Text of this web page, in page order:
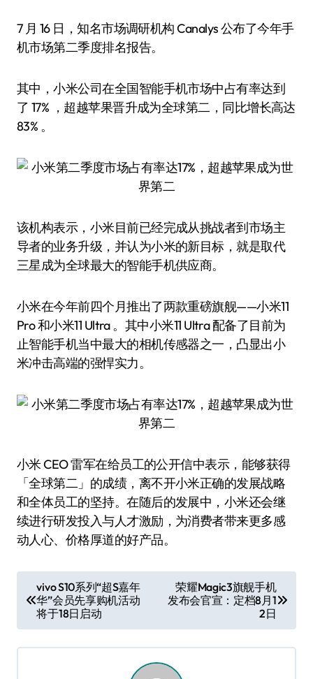
7 月 16 日，知名市场调研机构 Canalys 公布了今年手
机市场第二季度排名报告。
其中，小米公司在全国智能手机市场中占有率达到
了 17% ，超越苹果晋升成为全球第二，同比增长高达
83% 。
该机构表示，小米目前已经完成从挑战者到市场主
导者的业务升级，并认为小米的新目标，就是取代
三星成为全球最大的智能手机供应商。
小米在今年前四个月推出了两款重磅旗舰——小米11
Pro 和小米11 Ultra 。其中小米11 Ultra 配备了目前为
止智能手机当中最大的相机传感器之一，凸显出小
米冲击高端的强悍实力。
小米 CEO 雷军在给员工的公开信中表示，能够获得
「全球第二」的成绩，离不开小米正确的发展战略
和全体员工的坚持。在随后的发展中，小米还会继
续进行研发投入与人才激励，为消费者带来更多感
动人心、价格厚道的好产品。
章
导
航
vivo S10系列“超S嘉年
华”会员先享购机活动
将于18日启动
荣耀Magic3旗舰手机
发布会官宣：定档8月1
2日